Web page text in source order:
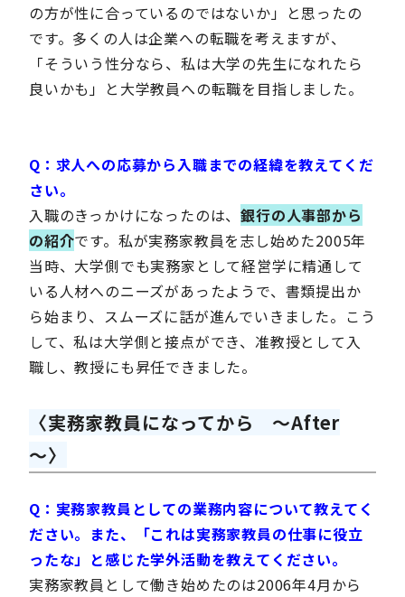
の方が性に合っているのではないか」と思ったの
です。多くの人は企業への転職を考えますが、
「そういう性分なら、私は大学の先生になれたら
良いかも」と大学教員への転職を目指しました。
Q：求人への応募から入職までの経緯を教えてくだ
さい。
入職のきっかけになったのは、銀行の人事部から
の紹介です。私が実務家教員を志し始めた2005年
当時、大学側でも実務家として経営学に精通して
いる人材へのニーズがあったようで、書類提出か
ら始まり、スムーズに話が進んでいきました。こう
して、私は大学側と接点ができ、准教授として入
職し、教授にも昇任できました。
〈実務家教員になってから ～After
～〉
Q：実務家教員としての業務内容について教えてく
ださい。また、「これは実務家教員の仕事に役立
ったな」と感じた学外活動を教えてください。
実務家教員として働き始めたのは2006年4月から